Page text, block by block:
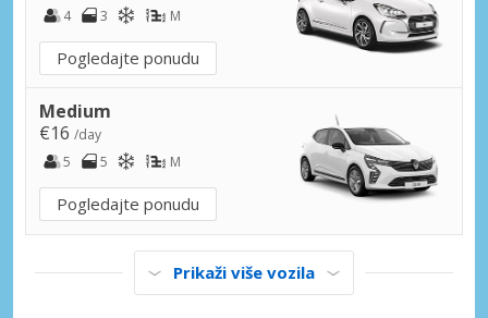
4
3 M
Pogledajte ponudu
Medium
€16 /day
5
5 M
Pogledajte ponudu
Prikaži više vozila